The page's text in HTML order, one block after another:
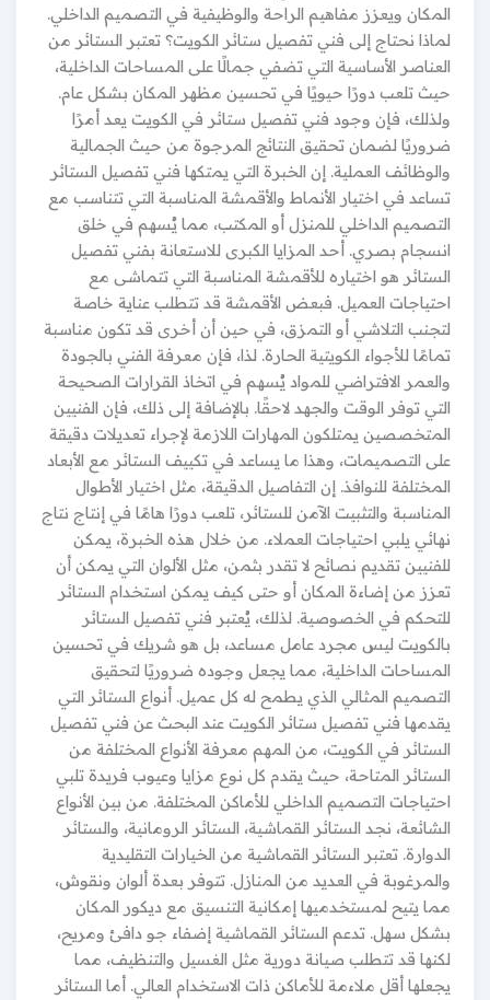
المكان ويعزز مفاهيم الراحة والوظيفية في التصميم الداخلي.
لماذا نحتاج إلى فني تفصيل ستائر الكويت؟ تعتبر الستائر من
العناصر الأساسية التي تضفي جمالًا على المساحات الداخلية،
حيث تلعب دورًا حيويًا في تحسين مظهر المكان بشكل عام.
ولذلك، فإن وجود فني تفصيل ستائر في الكويت يعد أمرًا
ضروريًا لضمان تحقيق النتائج المرجوة من حيث الجمالية
والوظائف العملية. إن الخبرة التي يمتكها فني تفصيل الستائر
تساعد في اختيار الأنماط والأقمشة المناسبة التي تتناسب مع
التصميم الداخلي للمنزل أو المكتب، مما يُسهم في خلق
انسجام بصري. أحد المزايا الكبرى للاستعانة بفني تفصيل
الستائر هو اختياره للأقمشة المناسبة التي تتماشى مع
احتياجات العميل. فبعض الأقمشة قد تتطلب عناية خاصة
لتجنب التلاشي أو التمزق، في حين أن أخرى قد تكون مناسبة
تمامًا للأجواء الكويتية الحارة. لذا، فإن معرفة الفني بالجودة
والعمر الافتراضي للمواد يُسهم في اتخاذ القرارات الصحيحة
التي توفر الوقت والجهد لاحقًا. بالإضافة إلى ذلك، فإن الفنيين
المتخصصين يمتلكون المهارات اللازمة لإجراء تعديلات دقيقة
على التصميمات، وهذا ما يساعد في تكييف الستائر مع الأبعاد
المختلفة للنوافذ. إن التفاصيل الدقيقة، مثل اختيار الأطوال
المناسبة والتثبيت الآمن للستائر، تلعب دورًا هامًا في إنتاج نتاج
نهائي يلبي احتياجات العملاء. من خلال هذه الخبرة، يمكن
للفنيين تقديم نصائح لا تقدر بثمن، مثل الألوان التي يمكن أن
تعزز من إضاءة المكان أو حتى كيف يمكن استخدام الستائر
للتحكم في الخصوصية. لذلك، يُعتبر فني تفصيل الستائر
بالكويت ليس مجرد عامل مساعد، بل هو شريك في تحسين
المساحات الداخلية، مما يجعل وجوده ضروريًا لتحقيق
التصميم المثالي الذي يطمح له كل عميل. أنواع الستائر التي
يقدمها فني تفصيل ستائر الكويت عند البحث عن فني تفصيل
الستائر في الكويت، من المهم معرفة الأنواع المختلفة من
الستائر المتاحة، حيث يقدم كل نوع مزايا وعيوب فريدة تلبي
احتياجات التصميم الداخلي للأماكن المختلفة. من بين الأنواع
الشائعة، نجد الستائر القماشية، الستائر الرومانية، والستائر
الدوارة. تعتبر الستائر القماشية من الخيارات التقليدية
والمرغوبة في العديد من المنازل. تتوفر بعدة ألوان ونقوش،
مما يتيح لمستخدميها إمكانية التنسيق مع ديكور المكان
بشكل سهل. تدعم الستائر القماشية إضفاء جو دافئ ومريح،
لكنها قد تتطلب صيانة دورية مثل الغسيل والتنظيف، مما
يجعلها أقل ملاءمة للأماكن ذات الاستخدام العالي. أما الستائر